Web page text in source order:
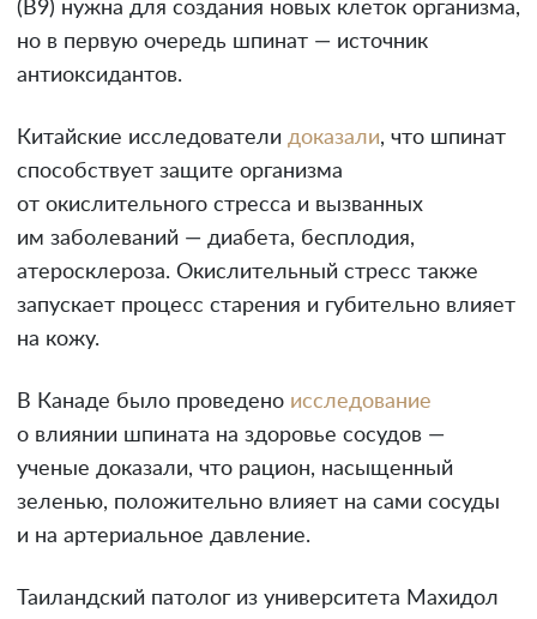
(B9) нужна для создания новых клеток организма,
но в первую очередь шпинат — источник
антиоксидантов.
Китайские исследователи доказали, что шпинат
способствует защите организма
от окислительного стресса и вызванных
им заболеваний — диабета, бесплодия,
атеросклероза. Окислительный стресс также
запускает процесс старения и губительно влияет
на кожу.
В Канаде было проведено исследование
о влиянии шпината на здоровье сосудов —
ученые доказали, что рацион, насыщенный
зеленью, положительно влияет на сами сосуды
и на артериальное давление.
Таиландский патолог из университета Махидол